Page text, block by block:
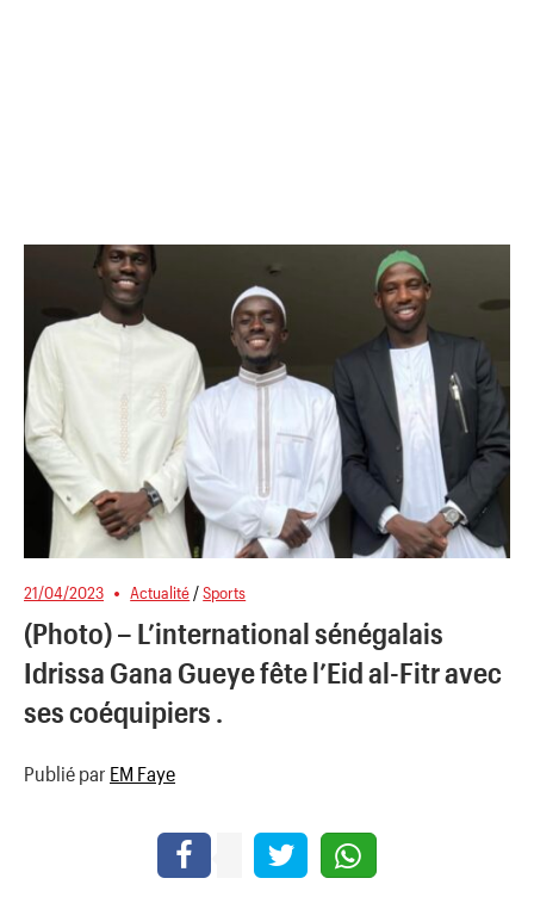
21/04/2023 Actualité /Sports
(Photo) – L’international sénégalais
Idrissa Gana Gueye fête l’Eid al-Fitr avec
ses coéquipiers .
Publié par EM Faye